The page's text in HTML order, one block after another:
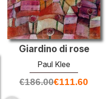
Giardino di rose
Paul Klee
€186.00€111.60